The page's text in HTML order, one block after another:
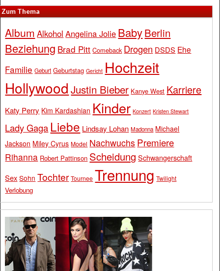
Zum Thema
Album Alkohol Angelina Jolie BabyBerlin
Beziehung Brad Pitt Comeback Drogen DSDS Ehe
Familie Geburt Geburtstag Gericht Hochzeit
Hollywood Justin Bieber Kanye West Karriere
Katy Perry Kim Kardashian Kinder Konzert Kristen Stewart
Lady Gaga Liebe Lindsay Lohan Madonna Michael
Jackson Miley Cyrus Model Nachwuchs Premiere
Rihanna Robert Pattinson Scheidung Schwangerschaft
Sex Sohn Tochter Tournee Trennung Twilight
Verlobung